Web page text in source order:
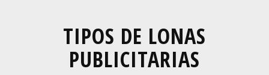
TIPOS DE LONAS
PUBLICITARIAS